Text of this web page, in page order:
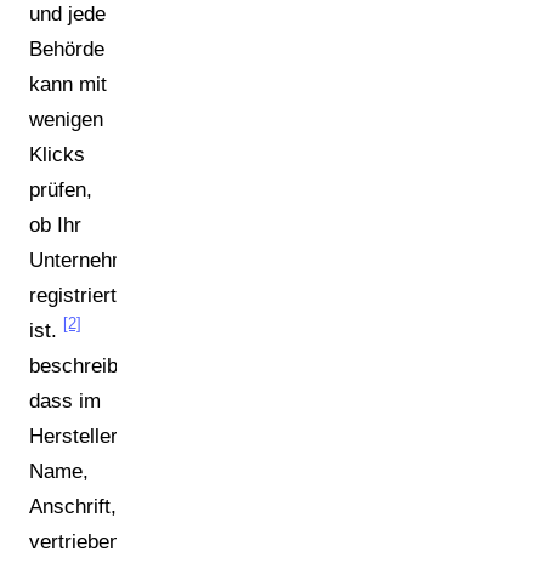
und jede
Behörde
kann mit
wenigen
Klicks
prüfen,
ob Ihr
Unternehmen
registriert
ist. [2]
beschreibt,
dass im
Herstellerregister
Name,
Anschrift,
vertriebene